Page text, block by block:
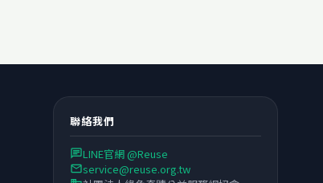
聯絡我們
chatLINE官網 @Reuse
emailservice@reuse.org.tw